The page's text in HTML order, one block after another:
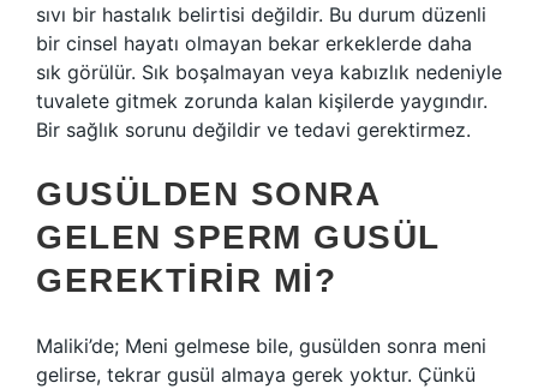
sıvı bir hastalık belirtisi değildir. Bu durum düzenli
bir cinsel hayatı olmayan bekar erkeklerde daha
sık görülür. Sık boşalmayan veya kabızlık nedeniyle
tuvalete gitmek zorunda kalan kişilerde yaygındır.
Bir sağlık sorunu değildir ve tedavi gerektirmez.
GUSÜLDEN SONRA
GELEN SPERM GUSÜL
GEREKTIRIR MI?
Maliki’de; Meni gelmese bile, gusülden sonra meni
gelirse, tekrar gusül almaya gerek yoktur. Çünkü